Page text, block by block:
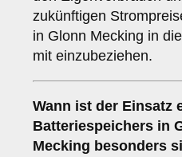
zukünftigen
in Glonn Mecking in
mit einzubeziehen.
Wann ist der Einsatz
Batteriespeichers in
Mecking besonders